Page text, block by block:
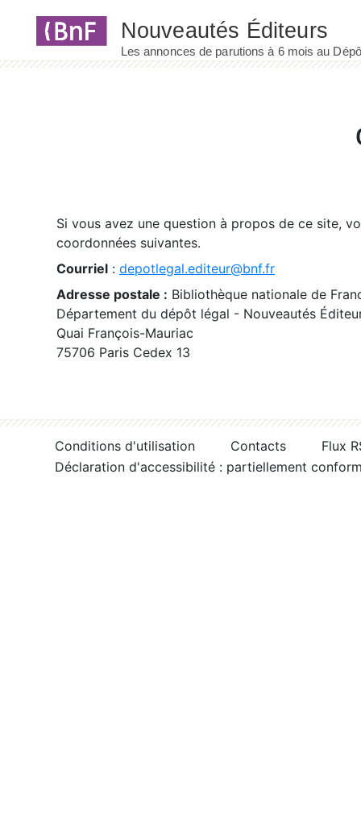
Si vous avez une question à propos de ce site,
coordonnées suivantes.
Courriel : depotlegal.editeur@bnf.fr
Adresse postale : Bibliothèque nationale de
Département du dépôt légal - Nouveautés
Quai François-Mauriac
75706 Paris Cedex 13
Conditions d'utilisation Contacts
Flux
Déclaration d'accessibilité : partiellement